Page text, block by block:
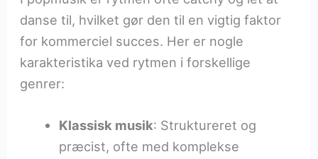
danse til, hvilket gør den til en vigtig faktor
for kommerciel succes. Her er nogle
karakteristika ved rytmen i forskellige
genrer:
Klassisk musik: Struktureret og
præcist, ofte med komplekse